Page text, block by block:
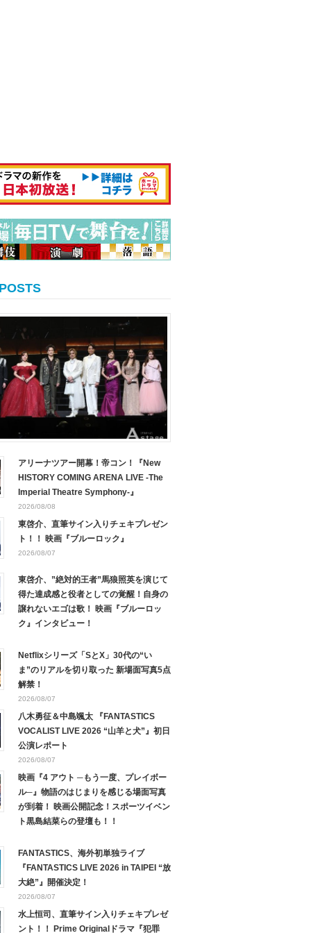
アリーナツアー開幕！帝コン！『New
HISTORY COMING ARENA LIVE -The
Imperial Theatre Symphony-』
2026/08/08
東啓介、直筆サイン入りチェキプレゼン
ト！！ 映画『ブルーロック』
2026/08/07
東啓介、”絶対的王者”馬狼照英を演じて
得た達成感と役者としての覚醒！自身の
譲れないエゴは歌！ 映画『ブルーロッ
ク』インタビュー！
Netflixシリーズ「SとX」30代の“い
ま”のリアルを切り取った 新場面写真5点
解禁！
2026/08/07
八木勇征＆中島颯太 『FANTASTICS
VOCALIST LIVE 2026 “山羊と犬”』初日
公演レポート
2026/08/07
映画『4 アウト ─もう一度、プレイボー
ル─』物語のはじまりを感じる場面写真
が到着！ 映画公開記念！スポーツイベン
ト黒島結菜らの登壇も！！
FANTASTICS、海外初単独ライブ
『FANTASTICS LIVE 2026 in TAIPEI “放
大絶”』開催決定！
2026/08/07
水上恒司、直筆サイン入りチェキプレゼ
ント！！ Prime Originalドラマ『犯罪